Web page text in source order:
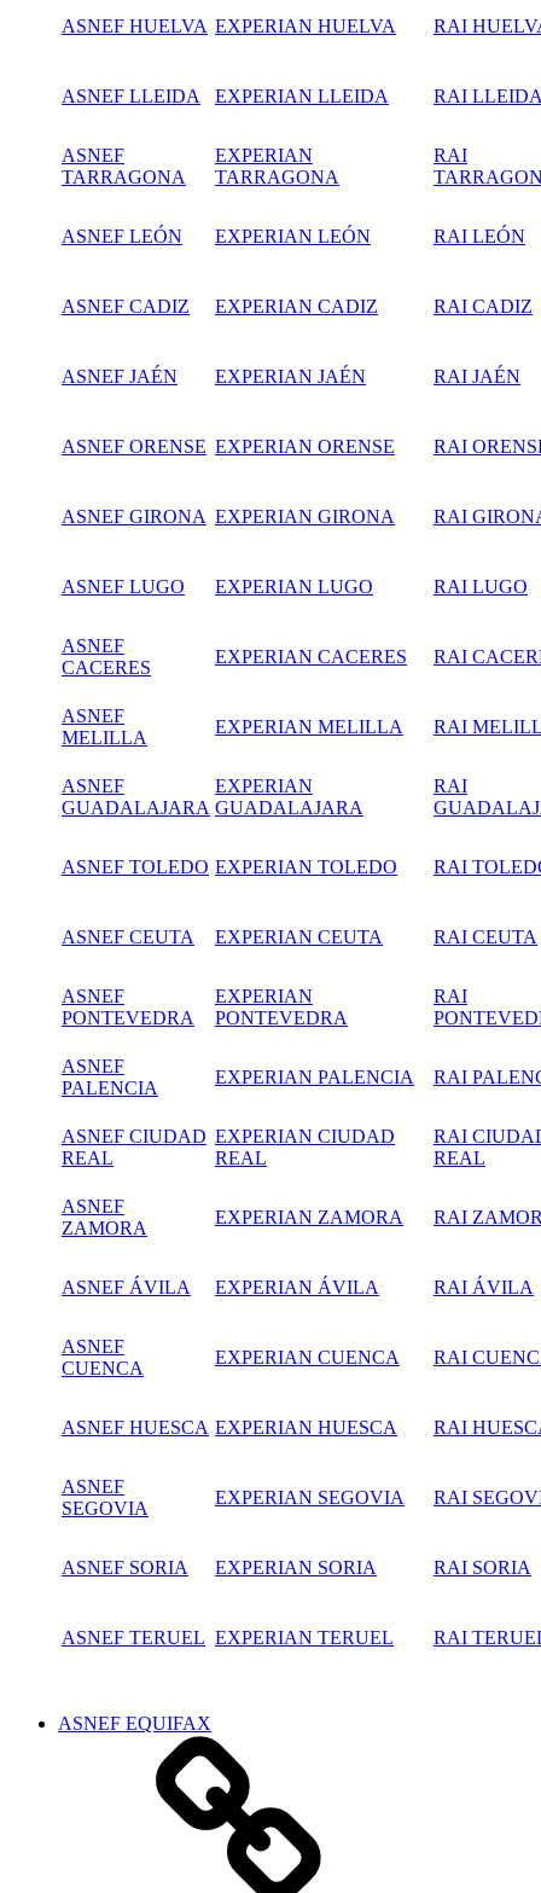
ASNEF HUELVA EXPERIAN HUELVA RAI
ASNEF LLEIDA EXPERIAN LLEIDA RAI
ASNEF
TARRAGONA
EXPERIAN
TARRAGONA
RAI
ASNEF LEÓN EXPERIAN LEÓN RAI LEÓN
ASNEF CADIZ EXPERIAN CADIZ RAI CADIZ
ASNEF JAÉN EXPERIAN JAÉN RAI JAÉN
ASNEF ORENSE EXPERIAN ORENSE RAI
ASNEF GIRONA EXPERIAN GIRONA RAI
ASNEF LUGO EXPERIAN LUGO RAI LUGO
ASNEF
CACERES
EXPERIAN CACERES RAI
ASNEF
MELILLA
EXPERIAN MELILLA RAI
ASNEF
GUADALAJARA
EXPERIAN
GUADALAJARA
RAI
ASNEF TOLEDO EXPERIAN TOLEDO RAI
ASNEF CEUTA EXPERIAN CEUTA RAI CEUTA
ASNEF
PONTEVEDRA
EXPERIAN
PONTEVEDRA
RAI
ASNEF
PALENCIA
EXPERIAN PALENCIA RAI
ASNEF CIUDAD
REAL
EXPERIAN CIUDAD
REAL
RAI
REAL
ASNEF
ZAMORA
EXPERIAN ZAMORA RAI
ASNEF ÁVILA EXPERIAN ÁVILA RAI ÁVILA
ASNEF
CUENCA
EXPERIAN CUENCA RAI
ASNEF HUESCA EXPERIAN HUESCA RAI
ASNEF
SEGOVIA
EXPERIAN SEGOVIA RAI
ASNEF SORIA EXPERIAN SORIA RAI SORIA
ASNEF TERUEL EXPERIAN TERUEL RAI
ASNEF EQUIFAX